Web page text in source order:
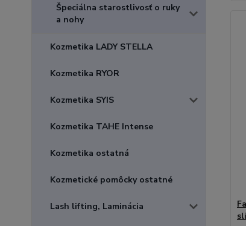
Špeciálna starostlivosť o ruky
a nohy
Kozmetika LADY STELLA
Kozmetika RYOR
Kozmetika SYIS
Kozmetika TAHE Intense
Kozmetika ostatná
Kozmetické pomôcky ostatné
Lash lifting, Laminácia